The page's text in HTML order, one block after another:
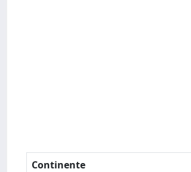
Continente